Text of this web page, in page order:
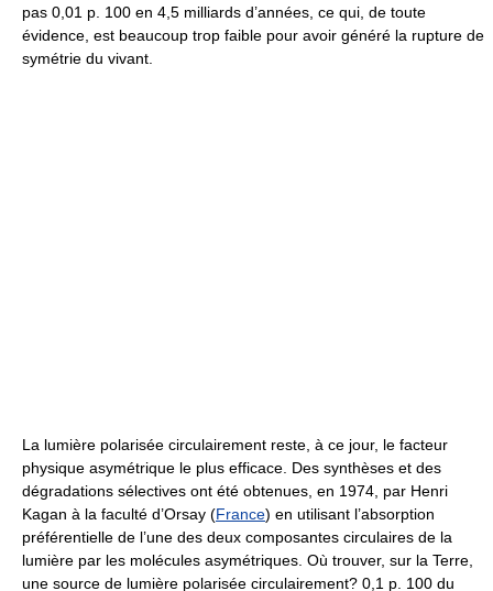
pas 0,01 p. 100 en 4,5 milliards d’années, ce qui, de toute
évidence, est beaucoup trop faible pour avoir généré la rupture de
symétrie du vivant.
La lumière polarisée circulairement reste, à ce jour, le facteur
physique asymétrique le plus efficace. Des synthèses et des
dégradations sélectives ont été obtenues, en 1974, par Henri
Kagan à la faculté d’Orsay (France) en utilisant l’absorption
préférentielle de l’une des deux composantes circulaires de la
lumière par les molécules asymétriques. Où trouver, sur la Terre,
une source de lumière polarisée circulairement? 0,1 p. 100 du